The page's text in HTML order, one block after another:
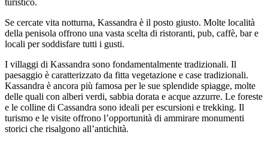
turistico.
Se cercate vita notturna, Kassandra è il posto giusto. Molte località
della penisola offrono una vasta scelta di ristoranti, pub, caffè, bar e
locali per soddisfare tutti i gusti.
I villaggi di Kassandra sono fondamentalmente tradizionali. Il
paesaggio è caratterizzato da fitta vegetazione e case tradizionali.
Kassandra è ancora più famosa per le sue splendide spiagge, molte
delle quali con alberi verdi, sabbia dorata e acque azzurre. Le foreste
e le colline di Cassandra sono ideali per escursioni e trekking. Il
turismo e le visite offrono l’opportunità di ammirare monumenti
storici che risalgono all’antichità.